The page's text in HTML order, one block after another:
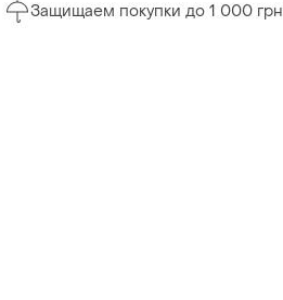
Защищаем покупки до 1 000 грн